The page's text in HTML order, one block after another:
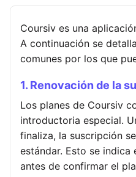
Coursiv es una
A continuación se
comunes por los que
1. Renovación de la
Los planes de Coursiv
introductoria especial.
finaliza, la suscripción
estándar. Esto se
antes de confirmar el